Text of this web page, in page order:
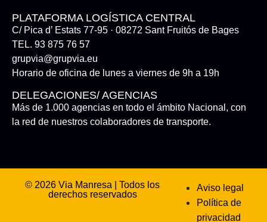
PLATAFORMA LOGÍSTICA CENTRAL
C/ Pica d’ Estats 77-95 · 08272 Sant Fruitós de Bages
TEL. 93 875 76 57
grupvia@grupvia.eu
Horario de oficina de lunes a viernes de 9h a 19h
DELEGACIONES/ AGENCIAS
Más de 1.000 agencias en todo el ámbito Nacional, con
la red de nuestros colaboradores de transporte.
© 2026 Via Manresa | Todos los
derechos reservados
Aviso legal
Política de
privacidad